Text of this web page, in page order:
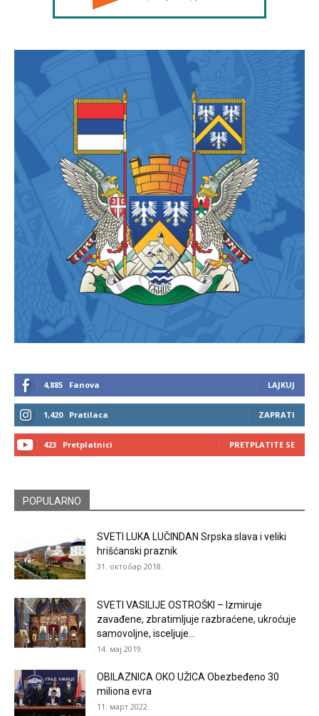
4,885 Fanova LAJKUJ
1,420 Pratilaca ZAPRATI
423 Pretplatnici PRETPLATITE SE
POPULARNO
SVETI LUKA LUČINDAN Srpska slava i veliki
hrišćanski praznik
31. октобар 2018.
SVETI VASILIJE OSTROŠKI – Izmiruje
zavađene, zbratimljuje razbraćene, ukroćuje
samovoljne, isceljuje...
14. мај 2019.
OBILAZNICA OKO UŽICA Obezbeđeno 30
miliona evra
11. март 2022.